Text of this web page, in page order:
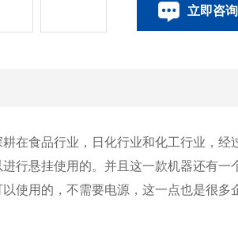
立即咨询
食品行业，日化行业和化工行业，经
行悬挂使用的。并且这一款机器还有
使用的，不需要电源，这一点也是很多